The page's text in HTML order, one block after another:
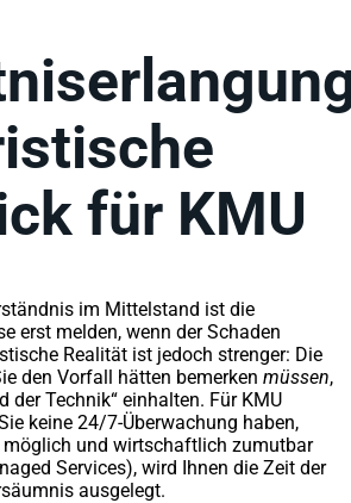
für KMU
im Mittelstand ist die
erst melden, wenn der Schaden
Realität ist jedoch strenger: Die
den Vorfall hätten bemerken müssen,
der Technik“ einhalten. Für KMU
keine 24/7-Überwachung haben,
und wirtschaftlich zumutbar
Services), wird Ihnen die Zeit der
ausgelegt.